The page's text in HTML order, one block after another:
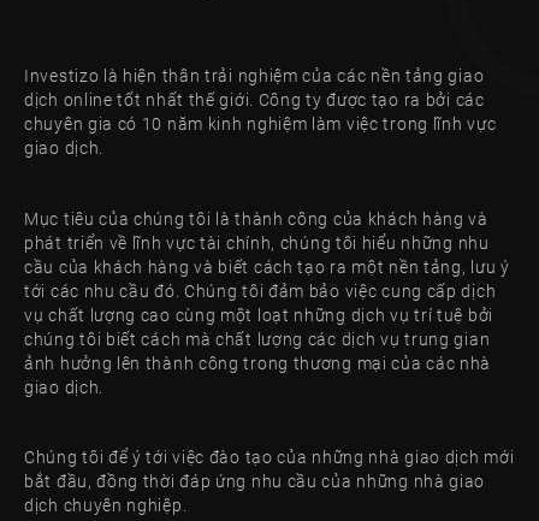
Investizo là hiện thân trải nghiệm của các nền tảng giao
dịch online tốt nhất thế giới. Công ty được tạo ra bởi các
chuyên gia có 10 năm kinh nghiệm làm việc trong lĩnh vực
giao dịch.
Mục tiêu của chúng tôi là thành công của khách hàng và
phát triển về lĩnh vực tài chính, chúng tôi hiểu những nhu
cầu của khách hàng và biết cách tạo ra một nền tảng, lưu ý
tới các nhu cầu đó. Chúng tôi đảm bảo việc cung cấp dịch
vụ chất lượng cao cùng một loạt những dịch vụ trí tuệ bởi
chúng tôi biết cách mà chất lượng các dịch vụ trung gian
ảnh hưởng lên thành công trong thương mại của các nhà
giao dịch.
Chúng tôi để ý tới việc đào tạo của những nhà giao dịch mới
bắt đầu, đồng thời đáp ứng nhu cầu của những nhà giao
dịch chuyên nghiệp.